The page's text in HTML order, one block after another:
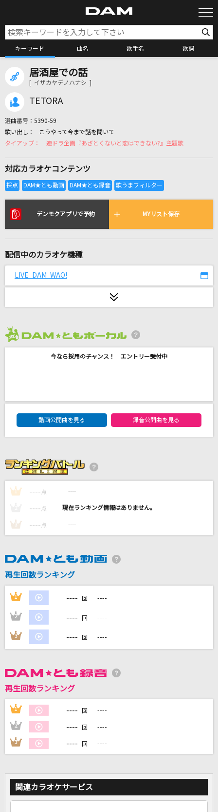
キーワード 曲名 歌手名 歌詞
カラオケ検索
カラオケリクエスト
リアルタイムで歌われている曲の一覧
[生音]タッチ
[生音]蝶々結び
Aimer(エメ)
[生音]夢をかなえてドラえもん(ドラえもんアニ
メバージョン)
パプリカ
[生音]ギターと孤独と蒼い惑星
abingdon boys school
怪獣
サカナクション
YOKAZE
KANA-BOON
もっと見る
カラオケ最新情報をチェック！
DAMに会員登録・ログインして
自宅でカラオケ歌い放題！
居酒屋での話
[ イザカヤデノハナシ ]
TETORA
選曲番号： 5390-59
こうやって今まで話を聞いて
連ドラ企画『あざとくないと恋はできない?』主題歌
対応カラオケコンテンツ
デンモクアプリで予約 MYリスト保存
配信中のカラオケ機種
LIVE DAM WAO!
今なら採用のチャンス！ エントリー受付中
DAM★ともボーカルエントリーランキング
動画公開曲を見る
録音公開曲を見る
1 ---- 点 ----
---- 点 ----
3 ---- 点 ----
再生回数ランキング
1 ---- 回 ----
2 ---- 回 ----
3 ---- 回 ----
再生回数ランキング
1 ---- 回 ----
2 ---- 回 ----
3 ---- 回 ----
関連カラオケサービス